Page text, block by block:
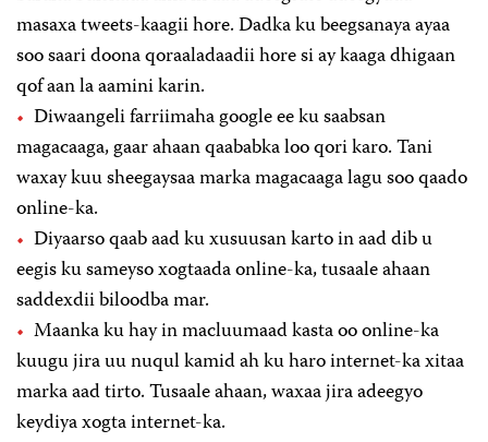
masaxa tweets-kaagii hore. Dadka ku beegsanaya ayaa
soo saari doona qoraaladaadii hore si ay kaaga dhigaan
qof aan la aamini karin.
Diwaangeli farriimaha google ee ku saabsan
magacaaga, gaar ahaan qaababka loo qori karo. Tani
waxay kuu sheegaysaa marka magacaaga lagu soo qaado
online-ka.
Diyaarso qaab aad ku xusuusan karto in aad dib u
eegis ku sameyso xogtaada online-ka, tusaale ahaan
saddexdii biloodba mar.
Maanka ku hay in macluumaad kasta oo online-ka
kuugu jira uu nuqul kamid ah ku haro internet-ka xitaa
marka aad tirto. Tusaale ahaan, waxaa jira adeegyo
keydiya xogta internet-ka.